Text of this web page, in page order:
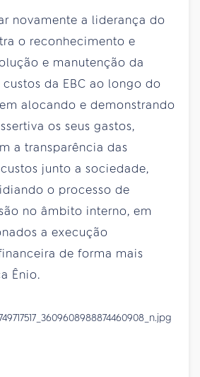
novamente a liderança do
o reconhecimento e
e manutenção da
da EBC ao longo do
alocando e demonstrando
os seus gastos,
a transparência das
junto a sociedade,
o processo de
no âmbito interno, em
a execução
de forma mais
Ênio.